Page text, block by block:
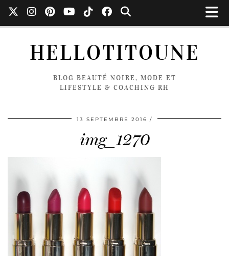
HELLOTITOUNE
BLOG BEAUTÉ NOIRE, MODE ET
LIFESTYLE & COACHING RH
13 SEPTEMBRE 2016
img_1270